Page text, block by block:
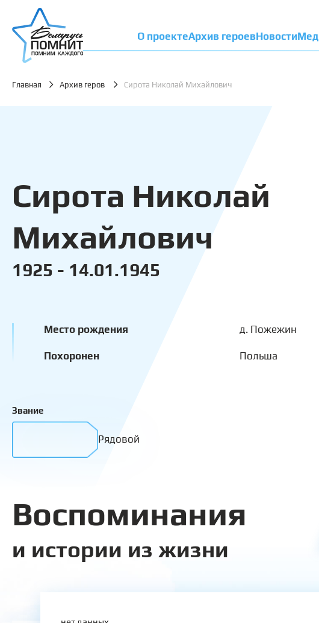
О проектеАрхив героевНовости
Главная Архив геров Сирота Николай Михайлович
Сирота Николай
Михайлович
1925 - 14.01.1945
Место рождения д. Пожежин
Похоронен Польша
Звание
Рядовой
Воспоминания
и истории из жизни